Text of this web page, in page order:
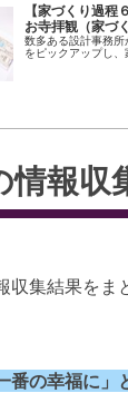
【家づくり過程
お寺拝観（家づ
数多ある設計事務
をピックアップし、
情報収
収集結果をま
番の幸福に